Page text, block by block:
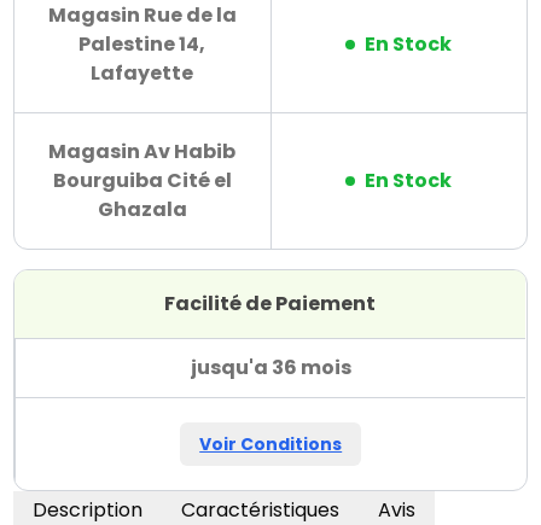
Magasin Rue de la
Palestine 14,
Lafayette
En Stock
Magasin Av Habib
Bourguiba Cité el
Ghazala
En Stock
Facilité de Paiement
jusqu'a 36 mois
Voir Conditions
Description Caractéristiques Avis